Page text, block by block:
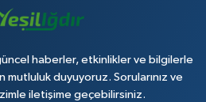
haberler, etkinlikler ve bilgilerle
duyuyoruz. Sorularınız ve
iletişime geçebilirsiniz.